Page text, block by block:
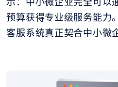
预算获得专业级服务能力
客服系统真正契合中小微